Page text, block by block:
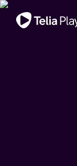
Viktigt meddelande